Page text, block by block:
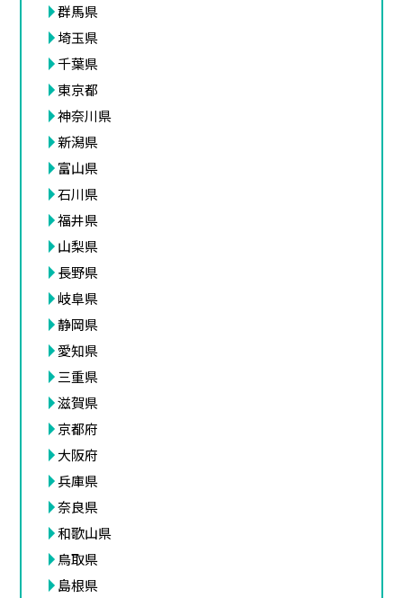
群馬県
埼玉県
千葉県
東京都
神奈川県
新潟県
富山県
石川県
福井県
山梨県
長野県
岐阜県
静岡県
愛知県
三重県
滋賀県
京都府
大阪府
兵庫県
奈良県
和歌山県
鳥取県
島根県